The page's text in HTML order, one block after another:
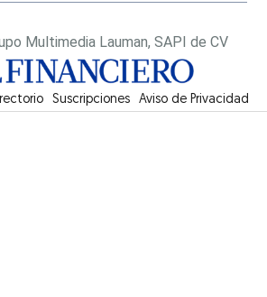
Multimedia Lauman, SAPI de CV
Suscripciones Opens in new window
Aviso de Privacidad